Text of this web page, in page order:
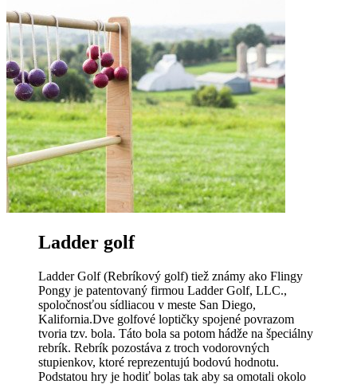
Ladder golf
Ladder Golf (Rebríkový golf) tiež známy ako Flingy
Pongy je patentovaný firmou Ladder Golf, LLC.,
spoločnosťou sídliacou v meste San Diego,
Kalifornia.Dve golfové loptičky spojené povrazom
tvoria tzv. bola. Táto bola sa potom hádže na špeciálny
rebrík. Rebrík pozostáva z troch vodorovných
stupienkov, ktoré reprezentujú bodovú hodnotu.
Podstatou hry je hodiť bolas tak aby sa omotali okolo